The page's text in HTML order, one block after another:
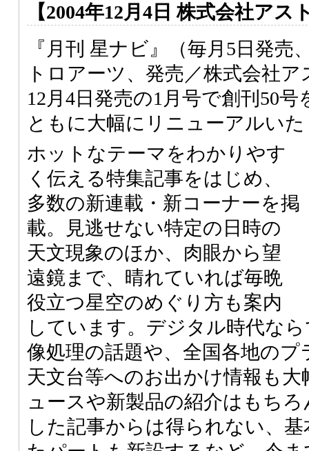
【2004年12月4日 株式会社アス
『月刊 星ナビ』（毎月5日発売
トロアーツ、発売／株式会社ア
12月4日発売の1月号で創刊50
ともに大幅にリニューアルい
ホットなテーマをわかりやす
く伝える特集記事をはじめ、
多数の新連載・新コーナーを掲
載。見逃せない特定の日時の
天文現象のほか、肉眼から望
遠鏡まで、晴れていれば毎晩
役立つ星空のめぐり方も案内
しています。デジタル時代な
像処理の話題や、全国各地の
天文台等へのお出かけ情報も
ュースや新製品の紹介はもち
した記事からは得られない、